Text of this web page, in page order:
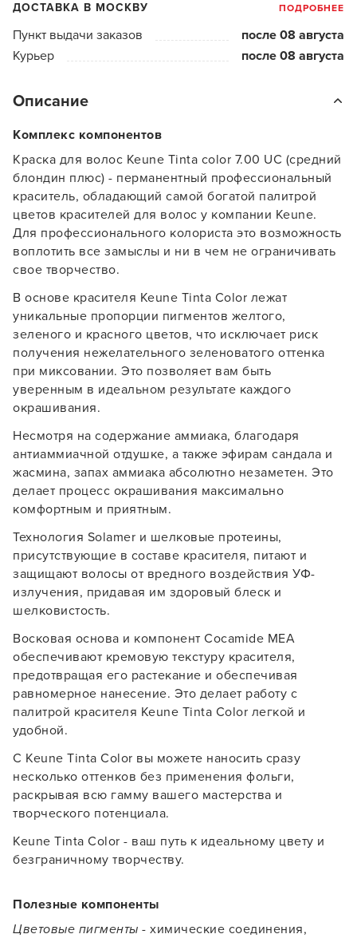
ДОСТАВКА В МОСКВУ ПОДРОБНЕЕ
Пункт выдачи заказов
после 08 августа
Курьер
после 08 августа
Описание
Комплекс компонентов
Краска для волос Keune Tinta color 7.00 UC (средний
блондин плюс) - перманентный профессиональный
краситель, обладающий самой богатой палитрой
цветов красителей для волос у компании Keune.
Для профессионального колориста это возможность
воплотить все замыслы и ни в чем не ограничивать
свое творчество.
В основе красителя Keune Tinta Color лежат
уникальные пропорции пигментов желтого,
зеленого и красного цветов, что исключает риск
получения нежелательного зеленоватого оттенка
при миксовании. Это позволяет вам быть
уверенным в идеальном результате каждого
окрашивания.
Несмотря на содержание аммиака, благодаря
антиаммиачной отдушке, а также эфирам сандала и
жасмина, запах аммиака абсолютно незаметен. Это
делает процесс окрашивания максимально
комфортным и приятным.
Технология Solamer и шелковые протеины,
присутствующие в составе красителя, питают и
защищают волосы от вредного воздействия УФ-
излучения, придавая им здоровый блеск и
шелковистость.
Восковая основа и компонент Cocamide MEA
обеспечивают кремовую текстуру красителя,
предотвращая его растекание и обеспечивая
равномерное нанесение. Это делает работу с
палитрой красителя Keune Tinta Color легкой и
удобной.
С Keune Tinta Color вы можете наносить сразу
несколько оттенков без применения фольги,
раскрывая всю гамму вашего мастерства и
творческого потенциала.
Keune Tinta Color - ваш путь к идеальному цвету и
безграничному творчеству.
Полезные компоненты
Цветовые пигменты - химические соединения,